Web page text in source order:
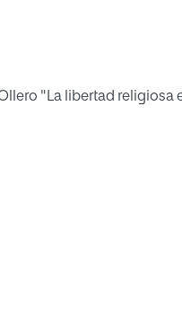
"La libertad religiosa